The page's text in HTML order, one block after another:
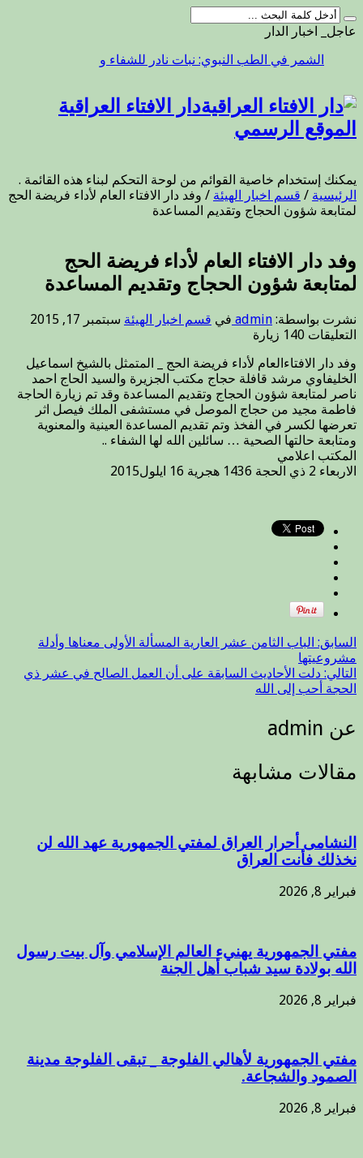
عاجل_ اخبار الدار
الشمر في الطب النبوي: نبات نادر للشفاء والهضم
دار الافتاء العراقية
الموقع الرسمي
يمكنك إستخدام خاصية القوائم من لوحة التحكم لبناء هذه القائمة .
الرئيسية / قسم اخبار الهيئة / وفد دار اﻻفتاء العام لأداء فريضة الحج
لمتابعة شؤون الحجاج وتقديم المساعدة
وفد دار اﻻفتاء العام لأداء فريضة الحج
لمتابعة شؤون الحجاج وتقديم المساعدة
نشرت بواسطة: admin في قسم اخبار الهيئة سبتمبر 17, 2015
التعليقات على
دار
اﻻفتاء
العام
لأداء
فريضة
الحج
لمتابعة
شؤون
المساعدة
مغلقة
140 زيارة
وفد دار اﻻفتاءالعام لأداء فريضة الحج _ المتمثل بالشيخ اسماعيل
الخليفاوي مرشد قافلة حجاج مكتب الجزيرة والسيد الحاج احمد
ناصر لمتابعة شؤون الحجاج وتقديم المساعدة وقد تم زيارة الحاجة
فاطمة مجيد من حجاج الموصل في مستشفى الملك فيصل اثر
تعرضها لكسر في الفخذ وتم تقديم المساعدة العينية والمعنوية
ومتابعة حالتها الصحية … سائلين الله لها الشفاء ..
المكتب اعلامي
الاربعاء 2 ذي الحجة 1436 هجرية 16 ايلول2015
السابق: الباب الثامن عشر العارية المسألة الأولى معناها وأدلة
مشروعيتها
التالي: دلت الأحاديث السابقة على أن العمل الصالح في عشر ذي
الحجة أحب إلى الله
عن admin
مقالات مشابهة
النشامى أحرار العراق لمفتي الجمهورية عهد الله لن
نخذلك فأنت العراق
فبراير 8, 2026
مفتي الجمهورية يهنيء العالم الإسلامي وآل بيت رسول
الله بولادة سيد شباب أهل الجنة
فبراير 8, 2026
مفتي الجمهورية لأهالي الفلوجة _ تبقى الفلوجة مدينة
الصمود والشجاعة.
فبراير 8, 2026